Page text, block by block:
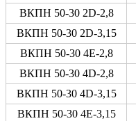
ВКПН 50-30 2D-2,8
ВКПН 50-30 2D-3,15
ВКПН 50-30 4E-2,8
ВКПН 50-30 4D-2,8
ВКПН 50-30 4D-3,15
ВКПН 50-30 4E-3,15